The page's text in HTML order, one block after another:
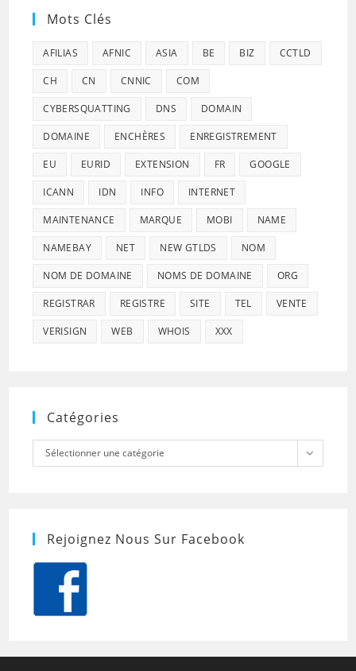
Mots Clés
AFILIAS AFNIC ASIA BE BIZ CCTLD
CH CN CNNIC COM
CYBERSQUATTING DNS DOMAIN
DOMAINE ENCHÈRES ENREGISTREMENT
EU EURID EXTENSION FR GOOGLE
ICANN IDN INFO INTERNET
MAINTENANCE MARQUE MOBI NAME
NAMEBAY NET NEW GTLDS NOM
NOM DE DOMAINE NOMS DE DOMAINE ORG
REGISTRAR REGISTRE SITE TEL VENTE
VERISIGN WEB WHOIS XXX
Catégories
Catégories
Sélectionner une catégorie
Rejoignez Nous Sur Facebook